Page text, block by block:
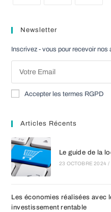
nouvel
onglet
nouvel
onglet
nouvel
onglet
Newsletter
Inscrivez - vous pour recevoir nos
Accepter les termes RGPD
Articles Récents
Le guide de la
23 OCTOBRE 2024 /
Les économies réalisées avec
investissement rentable